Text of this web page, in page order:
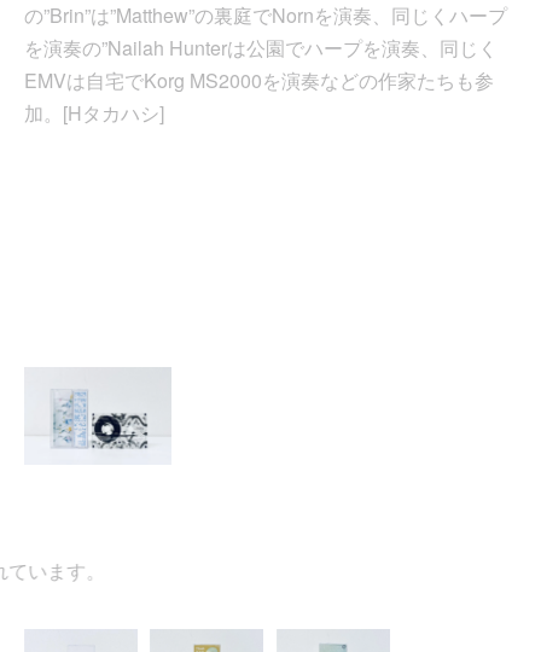
の”Brin”は”Matthew”の裏庭でNornを演奏、同じくハープ
を演奏の”Nailah Hunterは公園でハープを演奏、同じく
EMVは自宅でKorg MS2000を演奏などの作家たちも参
加。[Hタカハシ]
ます。